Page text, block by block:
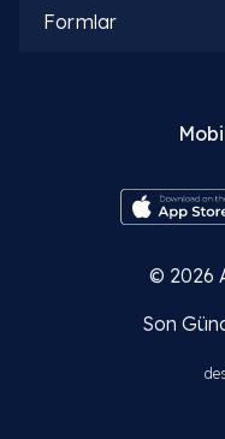
Formlar
© 2026
Son